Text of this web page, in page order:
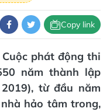
Copy link
phát động thi
năm thành lập
từ đầu năm
hảo tâm trong,